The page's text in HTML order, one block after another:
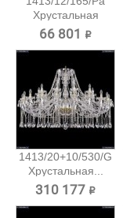
Хрустальная
подвесная...
66 801 ₽
1413/20+10/530/G
Хрустальная...
310 177 ₽